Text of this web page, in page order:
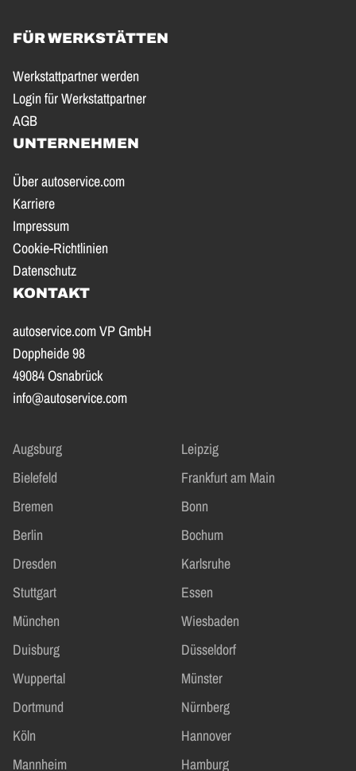
FÜR WERKSTÄTTEN
Werkstattpartner werden
Login für Werkstattpartner
AGB
UNTERNEHMEN
Über autoservice.com
Karriere
Impressum
Cookie-Richtlinien
Datenschutz
KONTAKT
autoservice.com VP GmbH
Doppheide 98
49084 Osnabrück
info@autoservice.com
Augsburg
Leipzig
Bielefeld
Frankfurt am Main
Bremen
Bonn
Berlin
Bochum
Dresden
Karlsruhe
Stuttgart
Essen
München
Wiesbaden
Duisburg
Düsseldorf
Wuppertal
Münster
Dortmund
Nürnberg
Köln
Hannover
Mannheim
Hamburg